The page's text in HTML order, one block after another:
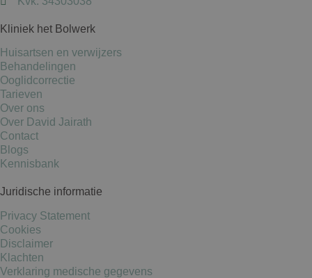
Kliniek het Bolwerk
Huisartsen en verwijzers
Behandelingen
Ooglidcorrectie
Tarieven
Over ons
Over David Jairath
Contact
Blogs
Kennisbank
Juridische informatie
Privacy Statement
Cookies
Disclaimer
Klachten
Verklaring medische gegevens